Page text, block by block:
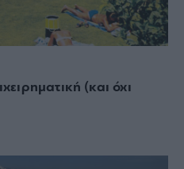
(και όχι